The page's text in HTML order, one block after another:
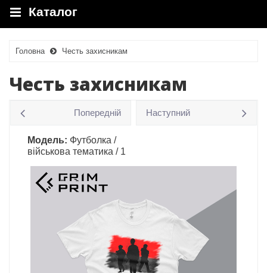
Каталог
Головна Честь захисникам
Честь захисникам
Попередній Наступний
Модель: Футболка /
військова тематика / 1